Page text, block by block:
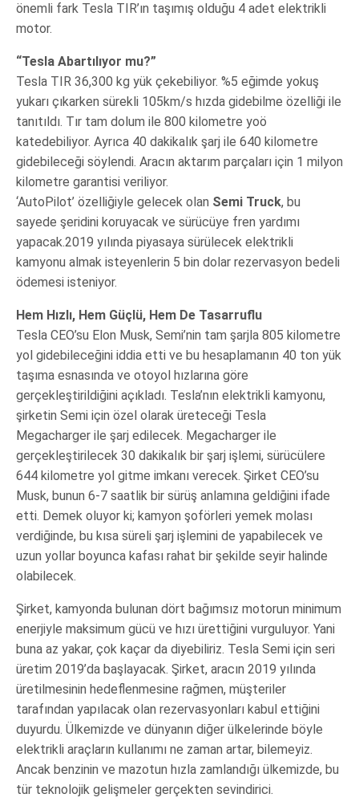
önemli fark Tesla TIR’ın taşımış olduğu 4 adet elektrikli
motor.
“Tesla Abartılıyor mu?”
Tesla TIR 36,300 kg yük çekebiliyor. %5 eğimde yokuş
yukarı çıkarken sürekli 105km/s hızda gidebilme özelliği ile
tanıtıldı. Tır tam dolum ile 800 kilometre yoö
katedebiliyor. Ayrıca 40 dakikalık şarj ile 640 kilometre
gidebileceği söylendi. Aracın aktarım parçaları için 1 milyon
kilometre garantisi veriliyor.
‘AutoPilot’ özelliğiyle gelecek olan Semi Truck, bu
sayede şeridini koruyacak ve sürücüye fren yardımı
yapacak.2019 yılında piyasaya sürülecek elektrikli
kamyonu almak isteyenlerin 5 bin dolar rezervasyon bedeli
ödemesi isteniyor.
Hem Hızlı, Hem Güçlü, Hem De Tasarruflu
Tesla CEO’su Elon Musk, Semi’nin tam şarjla 805 kilometre
yol gidebileceğini iddia etti ve bu hesaplamanın 40 ton yük
taşıma esnasında ve otoyol hızlarına göre
gerçekleştirildiğini açıkladı. Tesla’nın elektrikli kamyonu,
şirketin Semi için özel olarak üreteceği Tesla
Megacharger ile şarj edilecek. Megacharger ile
gerçekleştirilecek 30 dakikalık bir şarj işlemi, sürücülere
644 kilometre yol gitme imkanı verecek. Şirket CEO’su
Musk, bunun 6-7 saatlik bir sürüş anlamına geldiğini ifade
etti. Demek oluyor ki; kamyon şoförleri yemek molası
verdiğinde, bu kısa süreli şarj işlemini de yapabilecek ve
uzun yollar boyunca kafası rahat bir şekilde seyir halinde
olabilecek.
Şirket, kamyonda bulunan dört bağımsız motorun minimum
enerjiyle maksimum gücü ve hızı ürettiğini vurguluyor. Yani
buna az yakar, çok kaçar da diyebiliriz. Tesla Semi için seri
üretim 2019’da başlayacak. Şirket, aracın 2019 yılında
üretilmesinin hedeflenmesine rağmen, müşteriler
tarafından yapılacak olan rezervasyonları kabul ettiğini
duyurdu. Ülkemizde ve dünyanın diğer ülkelerinde böyle
elektrikli araçların kullanımı ne zaman artar, bilemeyiz.
Ancak benzinin ve mazotun hızla zamlandığı ülkemizde, bu
tür teknolojik gelişmeler gerçekten sevindirici.